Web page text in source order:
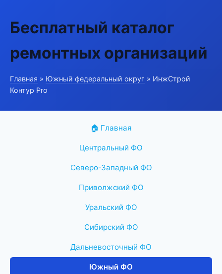
Бесплатный каталог
ремонтных организаций
Главная » Южный федеральный округ » ИнжСтрой
Контур Pro
🏠 Главная
Центральный ФО
Северо-Западный ФО
Приволжский ФО
Уральский ФО
Сибирский ФО
Дальневосточный ФО
Южный ФО